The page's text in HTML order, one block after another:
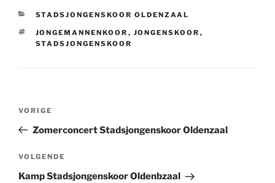
CATEGORIEËN
STADSJONGENSKOOR OLDENZAAL
TAGS
JONGEMANNENKOOR , JONGENSKOOR ,
STADSJONGENSKOOR
Vorig
bericht
VORIGE
Zomerconcert Stadsjongenskoor Oldenzaal
Volgend
bericht
VOLGENDE
Kamp Stadsjongenskoor Oldenbzaal